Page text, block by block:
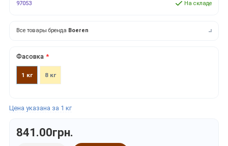
97053 На складе
Все товары бренда Boeren
Фасовка
1 кг 8 кг
Цена указана за 1 кг
841.00грн.